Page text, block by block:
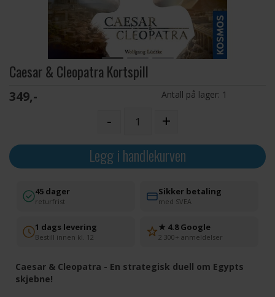
Caesar & Cleopatra Kortspill
349,- Antall på lager: 1
- +
Legg i handlekurven
45 dager
returfrist
Sikker betaling
med SVEA
1 dags levering
Bestill innen kl. 12
★ 4.8 Google
2 300+ anmeldelser
Caesar & Cleopatra - En strategisk duell om Egypts
skjebne!